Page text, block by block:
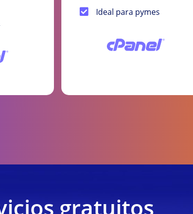
Ideal para pymes
gratuitos